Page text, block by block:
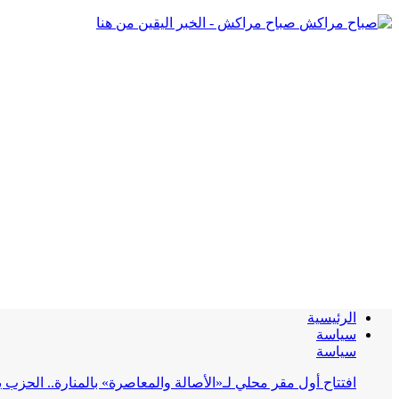
صباح مراكش - الخبر اليقين من هنا
الرئيسية
سياسة
سياسة
افتتاح أول مقر محلي لـ«الأصالة والمعاصرة» بالمنارة..